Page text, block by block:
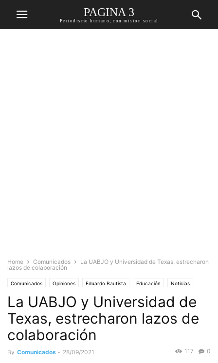
PAGINA 3
Periodismo humano, con mision social
Home Comunicados
La UABJO y Universidad de Texas, estrecharon
lazos de colaboración
Comunicados Opiniones Eduardo Bautista Educación Noticias
Internacionales Oaxaca Sociedad
La UABJO y Universidad de
Texas, estrecharon lazos de
colaboración
By Comunicados - 28/09/2021 0
117